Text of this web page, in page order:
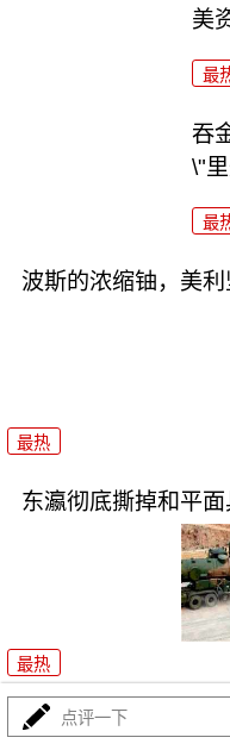
美
最
吞
\"
最
波斯的浓缩铀，美利
最热
东瀛彻底撕掉和平面
最热
点评一下